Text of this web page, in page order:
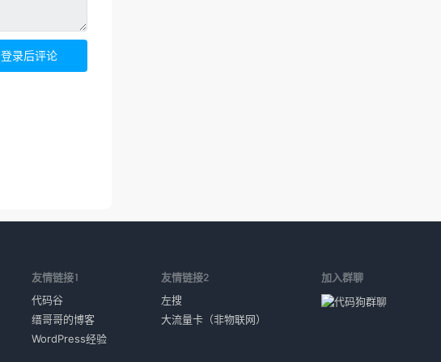
登录后评论
友情链接1
代码谷
缙哥哥的博客
WordPress经验
友情链接2
左搜
大流量卡（非物联网）
加入群聊